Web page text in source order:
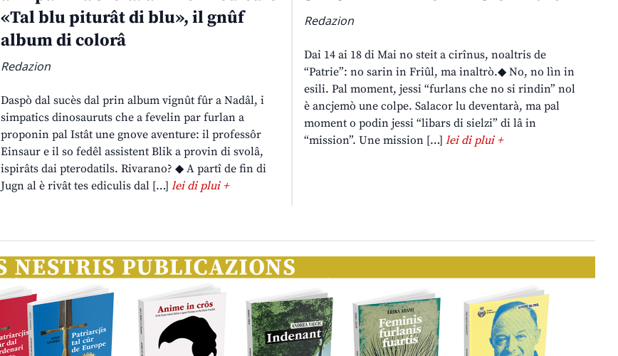
«Tal blu piturât di blu», il gnûf
album di colorâ
Redazion
Daspò dal sucès dal prin album vignût fûr a Nadâl, i
simpatics dinosauruts che a fevelin par furlan a
proponin pal Istât une gnove aventure: il professôr
Einsaur e il so fedêl assistent Blik a provin di svolâ,
ispirâts dai pterodatils. Rivarano? ◆ A partî de fin di
Jugn al è rivât tes ediculis dal […] lei di plui +
Redazion
Dai 14 ai 18 di Mai no steit a cirînus, noaltris de
“Patrie”: no sarin in Friûl, ma inaltrò.◆ No, no lìn in
esili. Pal moment, jessi “furlans che no si rindin” nol
è ancjemò une colpe. Salacor lu deventarà, ma pal
moment o podin jessi “libars di sielzi” di lâ in
“mission”. Une mission […]lei di plui +